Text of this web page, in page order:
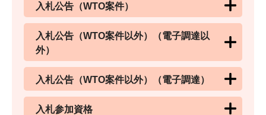
入札公告（WTO案件）
入札公告（WTO案件以外）（電子調達以
外）
入札公告（WTO案件以外）（電子調達）
入札参加資格